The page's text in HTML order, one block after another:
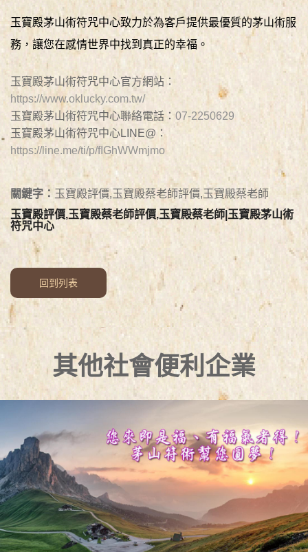
玉寶殿茅山術符咒中心致力於為客戶提供最優質的茅山術服
務，讓您在感情世界中找到真正的幸福。
玉寶殿茅山術符咒中心官方網站：
https://www.oklucky.com.tw/
玉寶殿茅山術符咒中心聯絡電話： 07-2250629
玉寶殿茅山術符咒中心LINE@：
https://line.me/ti/p/fIGhWWmjmo
關鍵字： 玉寶殿評價,玉寶殿蔡老師評價,玉寶殿蔡老師
玉寶殿評價,玉寶殿蔡老師評價,玉寶殿蔡老師|玉寶殿茅山術
符咒中心
回到列表
其他社會便利企業